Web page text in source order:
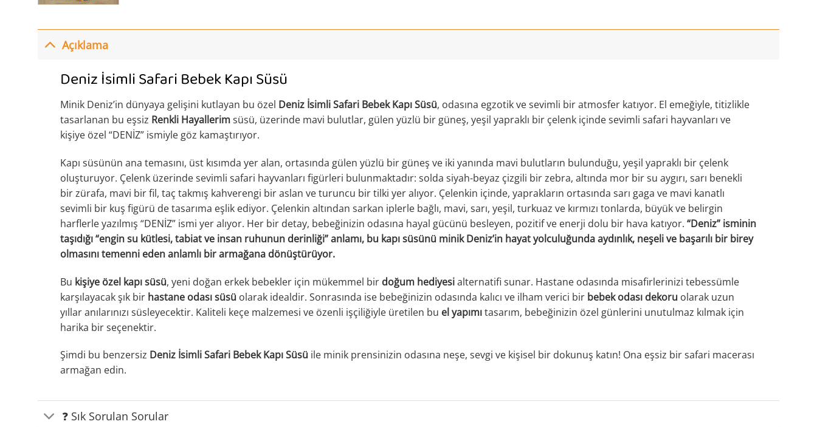
Açıklama
Deniz İsimli Safari Bebek Kapı Süsü
Minik Deniz’in dünyaya gelişini kutlayan bu özel Deniz İsimli Safari Bebek Kapı Süsü, odasına egzotik ve sevimli bir atmosfer katıyor. El emeğiyle, titizlikle
tasarlanan bu eşsiz Renkli Hayallerimsüsü, üzerinde mavi bulutlar, gülen yüzlü bir güneş, yeşil yapraklı bir çelenk içinde sevimli safari hayvanları ve
kişiye özel “DENİZ” ismiyle göz kamaştırıyor.
Kapı süsünün ana temasını, üst kısımda yer alan, ortasında gülen yüzlü bir güneş ve iki yanında mavi bulutların bulunduğu, yeşil yapraklı bir çelenk
oluşturuyor. Çelenk üzerinde sevimli safari hayvanları figürleri bulunmaktadır: solda siyah-beyaz çizgili bir zebra, altında mor bir su aygırı, sarı benekli
bir zürafa, mavi bir fil, taç takmış kahverengi bir aslan ve turuncu bir tilki yer alıyor. Çelenkin içinde, yaprakların ortasında sarı gaga ve mavi kanatlı
sevimli bir kuş figürü de tasarıma eşlik ediyor. Çelenkin altından sarkan iplerle bağlı, mavi, sarı, yeşil, turkuaz ve kırmızı tonlarda, büyük ve belirgin
harflerle yazılmış “DENİZ” ismi yer alıyor. Her bir detay, bebeğinizin odasına hayal gücünü besleyen, pozitif ve enerji dolu bir hava katıyor. “Deniz” isminin
taşıdığı “engin su kütlesi, tabiat ve insan ruhunun derinliği” anlamı, bu kapı süsünü minik Deniz’in hayat yolculuğunda aydınlık, neşeli ve başarılı bir birey
olmasını temenni eden anlamlı bir armağana dönüştürüyor.
Bu kişiye özel kapı süsü, yeni doğan erkek bebekler için mükemmel bir doğum hediyesialternatifi sunar. Hastane odasında misafirlerinizi tebessümle
karşılayacak şık bir hastane odası süsü olarak idealdir. Sonrasında ise bebeğinizin odasında kalıcı ve ilham verici bir bebek odası dekoru olarak uzun
yıllar anılarınızı süsleyecektir. Kaliteli keçe malzemesi ve özenli işçiliğiyle üretilen bu el yapımıtasarım, bebeğinizin özel günlerini unutulmaz kılmak için
harika bir seçenektir.
Şimdi bu benzersiz Deniz İsimli Safari Bebek Kapı Süsü ile minik prensinizin odasına neşe, sevgi ve kişisel bir dokunuş katın! Ona eşsiz bir safari macerası
armağan edin.
❓ Sık Sorulan Sorular